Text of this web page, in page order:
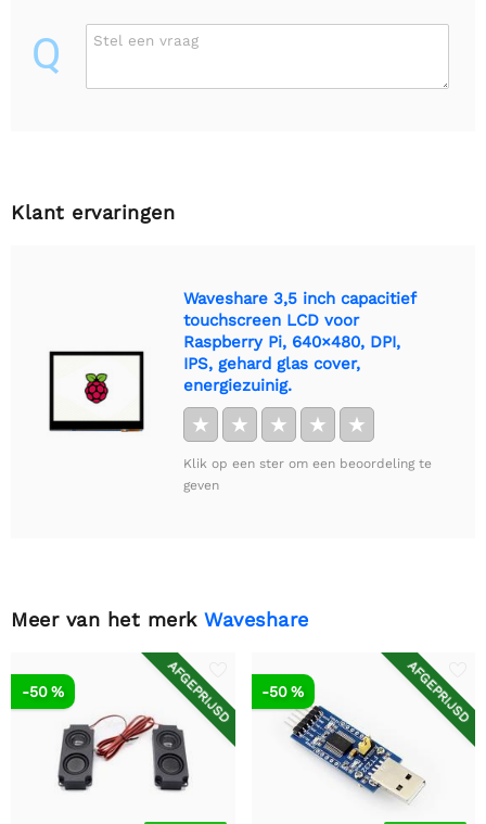
Q Stel een vraag
Klant ervaringen
Waveshare 3,5 inch capacitief
touchscreen LCD voor
Raspberry Pi, 640×480, DPI,
IPS, gehard glas cover,
energiezuinig.
★ ★ ★ ★ ★
Klik op een ster om een beoordeling te
geven
Meer van het merk Waveshare
AFGEPRIJSD
-50 % AFGEPRIJSD
-50 %